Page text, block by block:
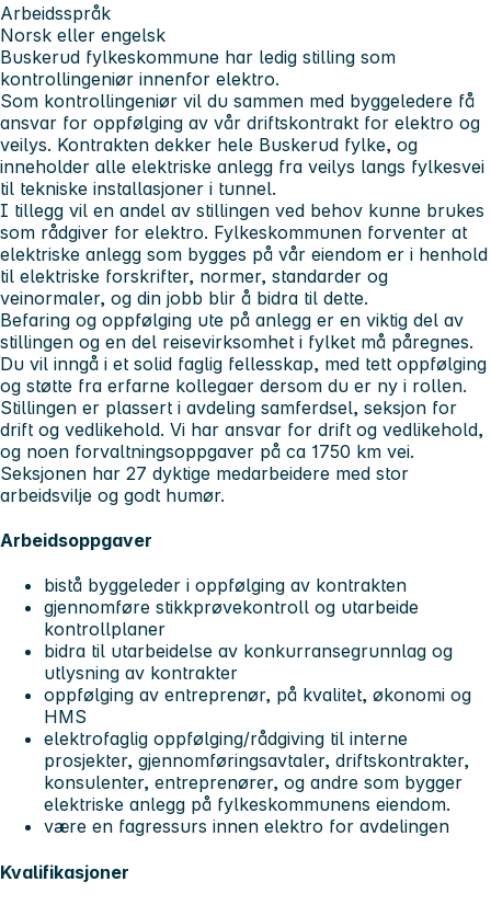
Arbeidsspråk
Norsk eller engelsk
Buskerud fylkeskommune har ledig stilling som
kontrollingeniør innenfor elektro.
Som kontrollingeniør vil du sammen med byggeledere få
ansvar for oppfølging av vår driftskontrakt for elektro og
veilys. Kontrakten dekker hele Buskerud fylke, og
inneholder alle elektriske anlegg fra veilys langs fylkesvei
til tekniske installasjoner i tunnel.
I tillegg vil en andel av stillingen ved behov kunne brukes
som rådgiver for elektro. Fylkeskommunen forventer at
elektriske anlegg som bygges på vår eiendom er i henhold
til elektriske forskrifter, normer, standarder og
veinormaler, og din jobb blir å bidra til dette.
Befaring og oppfølging ute på anlegg er en viktig del av
stillingen og en del reisevirksomhet i fylket må påregnes.
Du vil inngå i et solid faglig fellesskap, med tett oppfølging
og støtte fra erfarne kollegaer dersom du er ny i rollen.
Stillingen er plassert i avdeling samferdsel, seksjon for
drift og vedlikehold. Vi har ansvar for drift og vedlikehold,
og noen forvaltningsoppgaver på ca 1750 km vei.
Seksjonen har 27 dyktige medarbeidere med stor
arbeidsvilje og godt humør.
Arbeidsoppgaver
bistå byggeleder i oppfølging av kontrakten
gjennomføre stikkprøvekontroll og utarbeide
kontrollplaner
bidra til utarbeidelse av konkurransegrunnlag og
utlysning av kontrakter
oppfølging av entreprenør, på kvalitet, økonomi og
HMS
elektrofaglig oppfølging/rådgiving til interne
prosjekter, gjennomføringsavtaler, driftskontrakter,
konsulenter, entreprenører, og andre som bygger
elektriske anlegg på fylkeskommunens eiendom.
være en fagressurs innen elektro for avdelingen
Kvalifikasjoner